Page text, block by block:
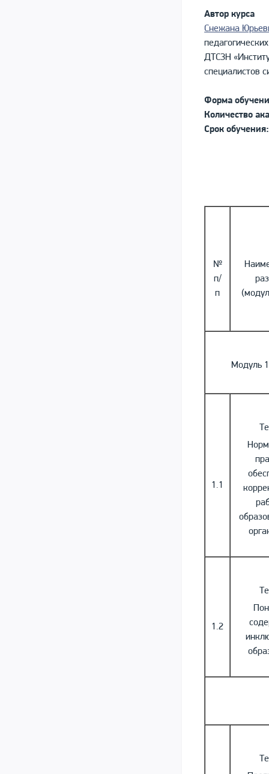
Автор курса
Снежана
ДТСЗН
специалистов
Форма
Количество
Срок обучения:
№
п/
п
Модуль
1.1
1.2